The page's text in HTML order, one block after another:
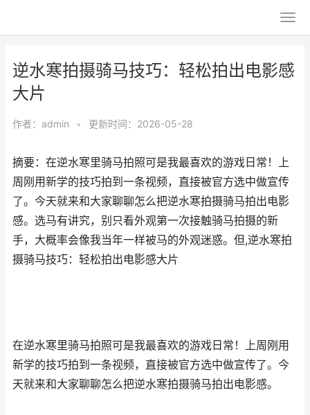
逆水寒拍摄骑马技巧：轻松拍出电影感
大片
作者： admin • 更新时间：2026-05-28
摘要：在逆水寒里骑马拍照可是我最喜欢的游戏日常！上
周刚用新学的技巧拍到一条视频，直接被官方选中做宣传
了。今天就来和大家聊聊怎么把逆水寒拍摄骑马拍出电影
感。选马有讲究，别只看外观第一次接触骑马拍摄的新
手，大概率会像我当年一样被马的外观迷惑。但,逆水寒拍
摄骑马技巧：轻松拍出电影感大片
在逆水寒里骑马拍照可是我最喜欢的游戏日常！上周刚用
新学的技巧拍到一条视频，直接被官方选中做宣传了。今
天就来和大家聊聊怎么把逆水寒拍摄骑马拍出电影感。